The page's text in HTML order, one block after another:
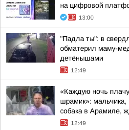
на цифровой
13:00
"Падла ты": в
обматерил маму-
детёнышами
12:49
«Каждую ночь
шрамик»: мальчика,
собака в Арамиле,
12:49